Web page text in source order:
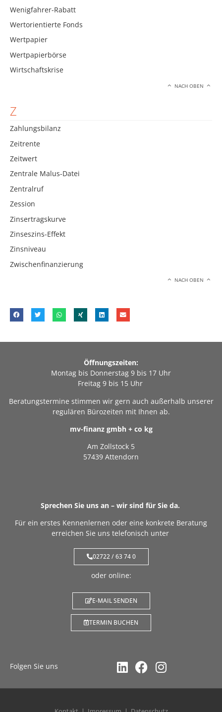
Wenigfahrer-Rabatt
Wertorientierte Fonds
Wertpapier
Wertpapierbörse
Wirtschaftskrise
NACH OBEN
Z
Zahlungsbilanz
Zeitrente
Zeitwert
Zentrale Malus-Datei
Zentralruf
Zession
Zinsertragskurve
Zinseszins-Effekt
Zinsniveau
Zwischenfinanzierung
NACH OBEN
Öffnungszeiten:
Montag bis Donnerstag 9 bis 17 Uhr
Freitag 9 bis 15 Uhr
Beratungstermine stimmen wir gern auch außerhalb unserer
regulären Bürozeiten mit Ihnen ab.
mv-finanz gmbh + co kg
Am Zollstock 5
57439 Attendorn
Sprechen Sie uns an – wir sind für Sie da.
Für ein erstes Kennenlernen oder eine konkrete Beratung
erreichen Sie uns telefonisch unter
02722 / 63 74 0
oder online:
E-MAIL SENDEN
TERMIN BUCHEN
Folgen Sie uns